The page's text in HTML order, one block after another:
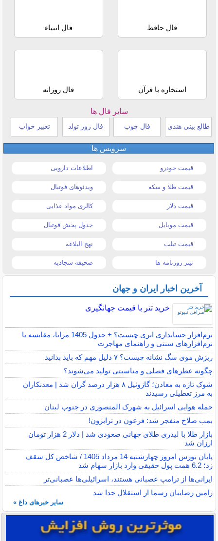
فال حافظ فال انبیاء
استخاره با قرآن فال روزانه
سایر فال ها
طالع بینی هندی فال چوب فال روز تولد تعبیر خواب
سرویس ها
قیمت خودرو اطلاعات دارویی
قیمت طلا و سکه ویدئوهای فوتبال
قیمت دلار کالری مواد غذایی
قیمت موبایل جدول پخش فوتبال
قیمت تبلت نهج البلاغه
تیتر روزنامه ها صحیفه سجادیه
آخرین اخبار ایران و جهان
خرید تتر با قیمت جهانگیری
نرم‌افزار حسابداری ابری چیست؟ + جدول 1405 مزایا، مقایسه با
نرم‌افزارهای سنتی و راهنمای مهاجرت
ریزش موی سگ نشانه چیست؟ ۷ دلیل مهم که باید بدانید
چگونه عطرهای فصلی و مناسبتی تولید می‌شوند؟
شوک تازه به معادن؛ گازوئیل ۸ هزار درصد گران شد | معدنکاران
به مرز تعطیلی رسیدند
حمله هوایی اسرائیل به شهرک المنصوری در جنوب لبنان
بمب صلاح منفجر شد: فرعون در ترابزون!
بازار طلا با لیدری طلای جهانی صعودی شد | دلار 2 هزار تومان
ارزان شد
پایان بورس امروز چهارشنبه 14 مرداد 1405 / شاخص کل سقف
زد؛ 6.2 همت پول حقیقی وارد بازار سهام شد
ایرانی‌ها از ترامپ عصبانی هستند، اسرائیلی‌ها عصبانی‌تر
رامین رضاییان رسما از استقلال جدا شد
سایر خبرهای داغ »